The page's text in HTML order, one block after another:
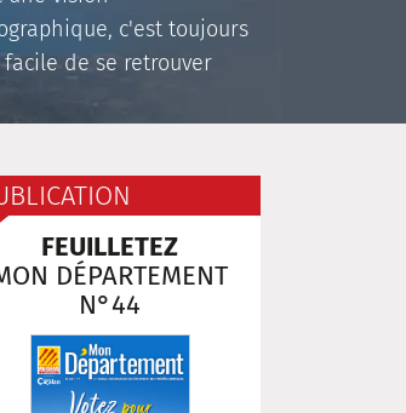
c'est toujours
facile de se retrouver
FEUILLETEZ
DÉPARTEMENT
N°44